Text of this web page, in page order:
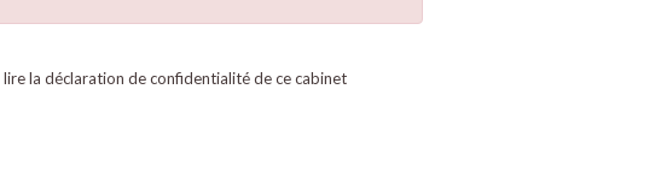
lire la déclaration de confidentialité de ce cabinet